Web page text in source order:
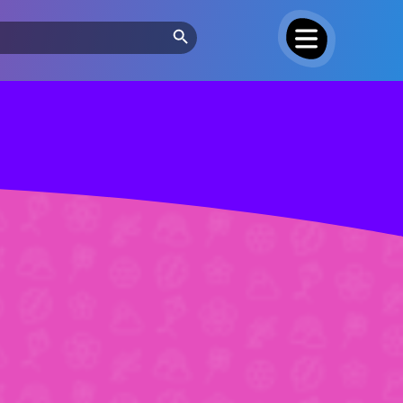
Search Button